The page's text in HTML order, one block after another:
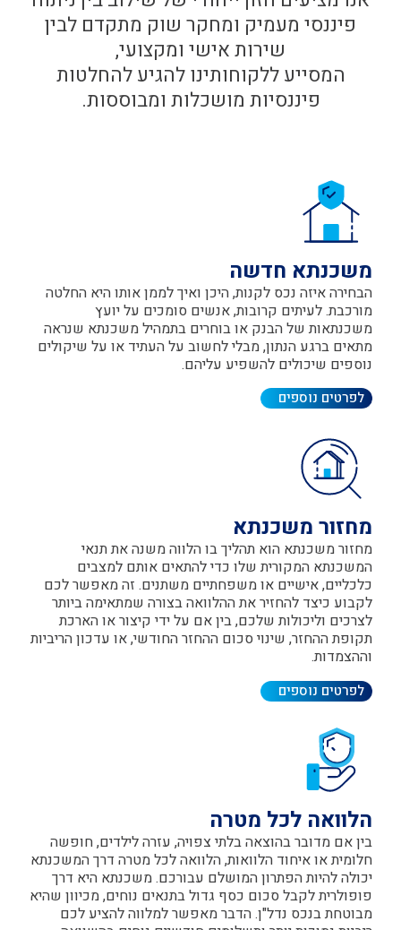
פיננסי מעמיק ומחקר שוק מתקדם לבין
שירות אישי ומקצועי,
המסייע ללקוחותינו להגיע להחלטות
פיננסיות מושכלות ומבוססות.
משכנתא חדשה
הבחירה איזה נכס לקנות, היכן ואיך לממן אותו היא החלטה
מורכבת. לעיתים קרובות, אנשים סומכים על יועץ
משכנתאות של הבנק או בוחרים בתמהיל משכנתא שנראה
מתאים ברגע הנתון, מבלי לחשוב על העתיד או על שיקולים
נוספים שיכולים להשפיע עליהם.
לפרטים נוספים
מחזור משכנתא
מחזור משכנתא הוא תהליך בו הלווה משנה את תנאי
המשכנתא המקורית שלו כדי להתאים אותם למצבים
כלכליים, אישיים או משפחתיים משתנים. זה מאפשר לכם
לקבוע כיצד להחזיר את ההלוואה בצורה שמתאימה ביותר
לצרכים וליכולות שלכם, בין אם על ידי קיצור או הארכת
תקופת ההחזר, שינוי סכום ההחזר החודשי, או עדכון הריביות
וההצמדות.
לפרטים נוספים
הלוואה לכל מטרה
בין אם מדובר בהוצאה בלתי צפויה, עזרה לילדים, חופשה
חלומית או איחוד הלוואות, הלוואה לכל מטרה דרך המשכנתא
יכולה להיות הפתרון המושלם עבורכם. משכנתא היא דרך
פופולרית לקבל סכום כסף גדול בתנאים נוחים, מכיוון שהיא
מבוטחת בנכס נדל"ן. הדבר מאפשר למלווה להציע לכם